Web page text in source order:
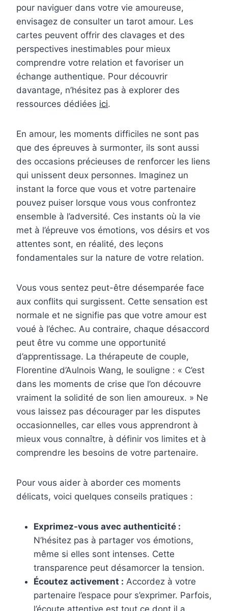
pour naviguer dans votre vie amoureuse,
envisagez de consulter un tarot amour. Les
cartes peuvent offrir des clavages et des
perspectives inestimables pour mieux
comprendre votre relation et favoriser un
échange authentique. Pour découvrir
davantage, n’hésitez pas à explorer des
ressources dédiées ici.
En amour, les moments difficiles ne sont pas
que des épreuves à surmonter, ils sont aussi
des occasions précieuses de renforcer les liens
qui unissent deux personnes. Imaginez un
instant la force que vous et votre partenaire
pouvez puiser lorsque vous vous confrontez
ensemble à l’adversité. Ces instants où la vie
met à l’épreuve vos émotions, vos désirs et vos
attentes sont, en réalité, des leçons
fondamentales sur la nature de votre relation.
Vous vous sentez peut-être désemparée face
aux conflits qui surgissent. Cette sensation est
normale et ne signifie pas que votre amour est
voué à l’échec. Au contraire, chaque désaccord
peut être vu comme une opportunité
d’apprentissage. La thérapeute de couple,
Florentine d’Aulnois Wang, le souligne : « C’est
dans les moments de crise que l’on découvre
vraiment la solidité de son lien amoureux. » Ne
vous laissez pas décourager par les disputes
occasionnelles, car elles vous apprendront à
mieux vous connaître, à définir vos limites et à
comprendre les besoins de votre partenaire.
Pour vous aider à aborder ces moments
délicats, voici quelques conseils pratiques :
Exprimez-vous avec authenticité :
N’hésitez pas à partager vos émotions,
même si elles sont intenses. Cette
transparence peut désamorcer la tension.
Écoutez activement : Accordez à votre
partenaire l’espace pour s’exprimer. Parfois,